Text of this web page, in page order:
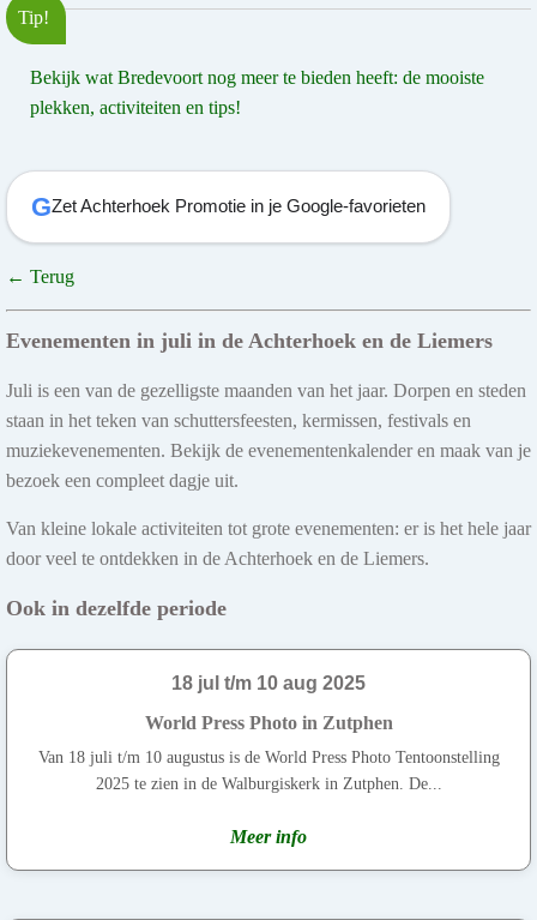
Tip!
Bekijk wat Bredevoort nog meer te bieden heeft: de mooiste
plekken, activiteiten en tips!
GZet Achterhoek Promotie in je Google-favorieten
← Terug
Evenementen in juli in de Achterhoek en de Liemers
Juli is een van de gezelligste maanden van het jaar. Dorpen en steden
staan in het teken van schuttersfeesten, kermissen, festivals en
muziekevenementen. Bekijk de evenementenkalender en maak van je
bezoek een compleet dagje uit.
Van kleine lokale activiteiten tot grote evenementen: er is het hele jaar
door veel te ontdekken in de Achterhoek en de Liemers.
Ook in dezelfde periode
18 jul t/m 10 aug 2025
World Press Photo in Zutphen
Van 18 juli t/m 10 augustus is de World Press Photo Tentoonstelling
2025 te zien in de Walburgiskerk in Zutphen. De...
Meer info